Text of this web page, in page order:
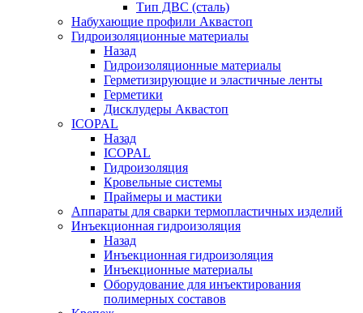
Тип ДВС (сталь)
Набухающие профили Аквастоп
Гидроизоляционные материалы
Назад
Гидроизоляционные материалы
Герметизирующие и эластичные ленты
Герметики
Дисклудеры Аквастоп
ICOPAL
Назад
ICOPAL
Гидроизоляция
Кровельные системы
Праймеры и мастики
Аппараты для сварки термопластичных изделий
Инъекционная гидроизоляция
Назад
Инъекционная гидроизоляция
Инъекционные материалы
Оборудование для инъектирования
полимерных составов